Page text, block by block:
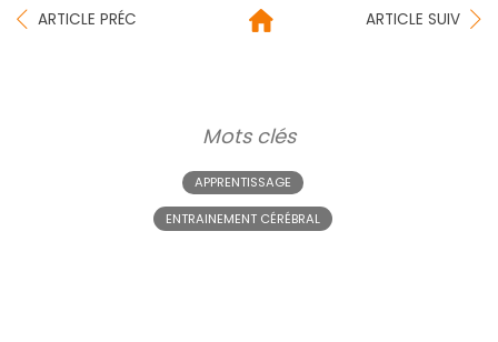
ARTICLE PRÉC ARTICLE SUIV
Mots clés
APPRENTISSAGE
ENTRAINEMENT CÉRÉBRAL